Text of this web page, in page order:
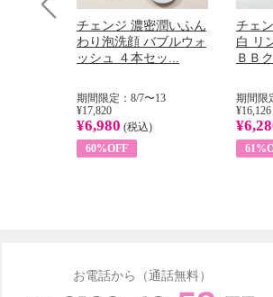
チェンジ 濃密潤いふん
わり泡洗顔 バブルウォ
ッシュ ４本セッ...
期間限定：8/7〜13
¥17,820
¥6,980 (税込)
60%OFF
チェ
白 リ
ＢＢ
期間限
¥16,126
お電話から（通話無料）